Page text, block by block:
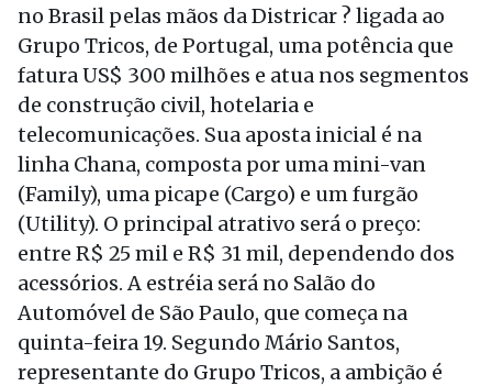
no Brasil pelas mãos da Districar ? ligada ao
Grupo Tricos, de Portugal, uma potência que
fatura US$ 300 milhões e atua nos segmentos
de construção civil, hotelaria e
telecomunicações. Sua aposta inicial é na
linha Chana, composta por uma mini-van
(Family), uma picape (Cargo) e um furgão
(Utility). O principal atrativo será o preço:
entre R$ 25 mil e R$ 31 mil, dependendo dos
acessórios. A estréia será no Salão do
Automóvel de São Paulo, que começa na
quinta-feira 19. Segundo Mário Santos,
representante do Grupo Tricos, a ambição é